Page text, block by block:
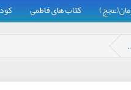
کتاب های فاطمی